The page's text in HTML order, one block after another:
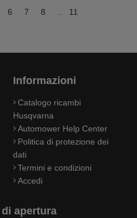
6 7 8 .. 11
Informazioni
Catalogo ricambi
Husqvarna
Automower Help Center
Politica di protezione dei
dati
Termini e condizioni
Accedi
apertura